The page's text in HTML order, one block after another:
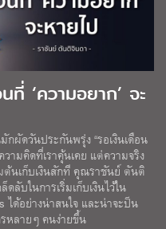
‘ความอยาก’ จะ
กผัดวันประกันพรุ่ง “รอเงินเดือน
วามคิดที่เราคุ้นเคย แต่ความจริง
ต้นเก็บเงินสักที คุณราชันย์ ตันติ
ลับในการเริ่มเก็บเงินไว้ใน
ด้อย่างน่าสนใจ และน่าจะป็น
รหลายๆ คนง่ายขึ้น